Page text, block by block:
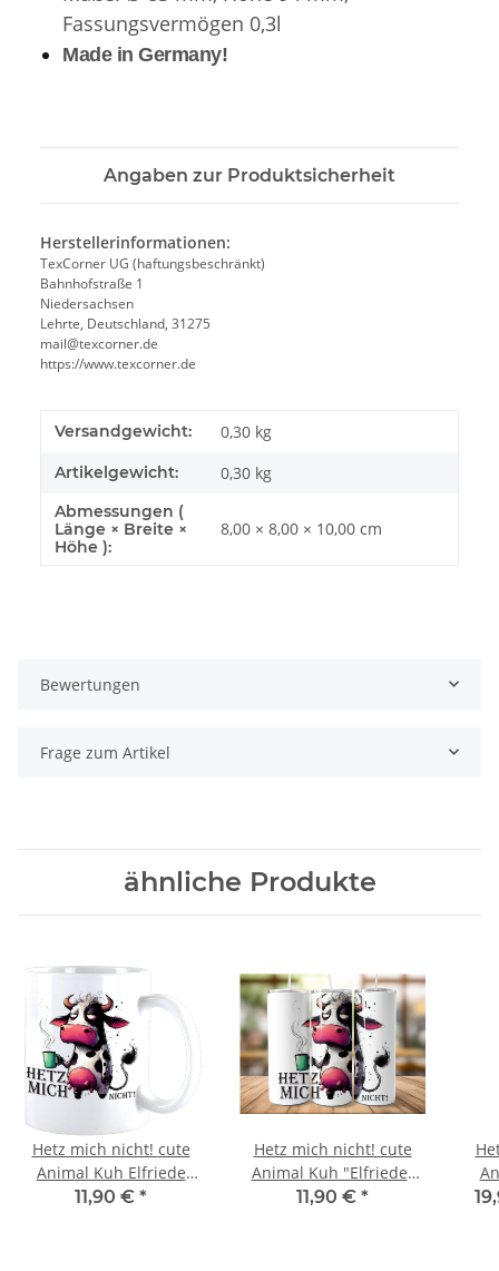
Fassungsvermögen 0,3l
Made in Germany!
Angaben zur Produktsicherheit
Herstellerinformationen:
TexCorner UG (haftungsbeschränkt)
Bahnhofstraße 1
Niedersachsen
Lehrte, Deutschland, 31275
mail@texcorner.de
https://www.texcorner.de
Versandgewicht: 0,30 kg
Artikelgewicht: 0,30 kg
Abmessungen (
Länge × Breite ×
Höhe ):
8,00 × 8,00 × 10,00 cm
Bewertungen
Frage zum Artikel
ähnliche Produkte
Hetz mich nicht! cute
Animal Kuh Elfriede
Design Büro Kaffee
11,90 € *
Hetz mich nicht! cute
Animal Kuh "Elfriede"
Tumbler Trinkflasche
11,90 € *